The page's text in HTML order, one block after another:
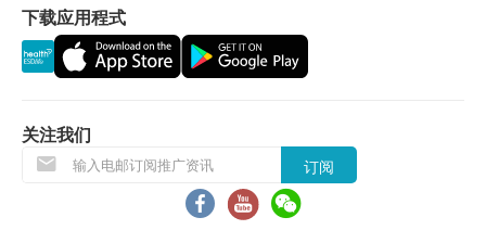
用干净纸巾清洁喷嘴并放回保护盖。存放在儿童接
触不到的地方。
用后或略感不适，如鼻塞或鼻子短暂发麻，这都是
意见。
纯净水、astodrimer sodium 1% w/w，甘油、丙二
换货安排
当顾客收取已订购之货品时，有责任检查货品是否
退换产品必须包装完整，如退换之产品有任何残缺
或过期退回，供货商有权不受理。
如有其他损坏或遗漏查询，顾客必须保留有效收据
正本，并于送货后3个工作天内按下列方式联络 恒
下载应用程式
关注我们
订阅